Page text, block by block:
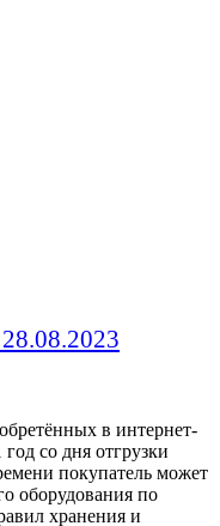
28.08.2023
в интернет-
со дня отгрузки
покупатель может
оборудования по
хранения и